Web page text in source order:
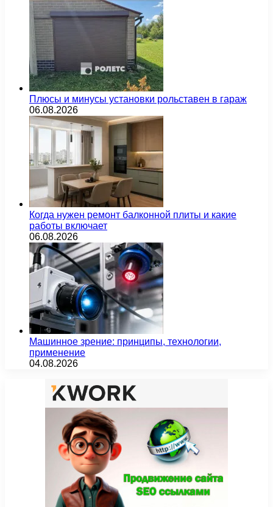
Плюсы и минусы установки рольставен в гараж
06.08.2026
Когда нужен ремонт балконной плиты и какие
работы включает
06.08.2026
Машинное зрение: принципы, технологии,
применение
04.08.2026